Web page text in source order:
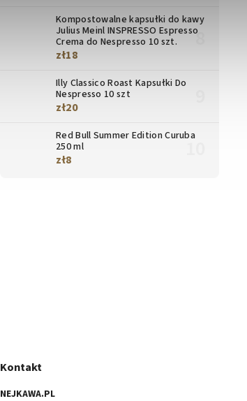
Kompostowalne kapsułki do kawy
Julius Meinl INSPRESSO Espresso
Crema do Nespresso 10 szt.
zł18
Illy Classico Roast Kapsułki Do
Nespresso 10 szt
zł20
Red Bull Summer Edition Curuba
250 ml
zł8
Kontakt
NEJKAWA.PL